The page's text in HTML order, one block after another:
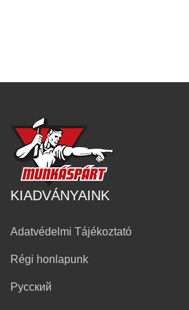
KIADVÁNYAINK
Adatvédelmi Tájékoztató
Régi honlapunk
Русский